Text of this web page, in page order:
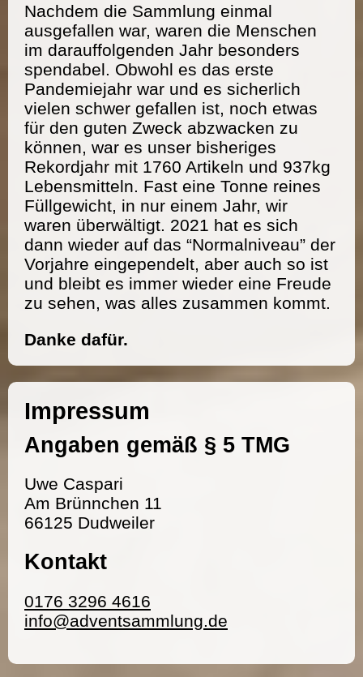
Nachdem die Sammlung einmal
ausgefallen war, waren die Menschen
im darauffolgenden Jahr besonders
spendabel. Obwohl es das erste
Pandemiejahr war und es sicherlich
vielen schwer gefallen ist, noch etwas
für den guten Zweck abzwacken zu
können, war es unser bisheriges
Rekordjahr mit 1760 Artikeln und 937kg
Lebensmitteln. Fast eine Tonne reines
Füllgewicht, in nur einem Jahr, wir
waren überwältigt. 2021 hat es sich
dann wieder auf das “Normalniveau” der
Vorjahre eingependelt, aber auch so ist
und bleibt es immer wieder eine Freude
zu sehen, was alles zusammen kommt.
Danke dafür.
Impressum
Angaben gemäß § 5 TMG
Uwe Caspari
Am Brünnchen 11
66125 Dudweiler
Kontakt
0176 3296 4616
info@adventsammlung.de